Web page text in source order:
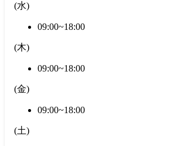
(水)
09:00~18:00
(木)
09:00~18:00
(金)
09:00~18:00
(土)